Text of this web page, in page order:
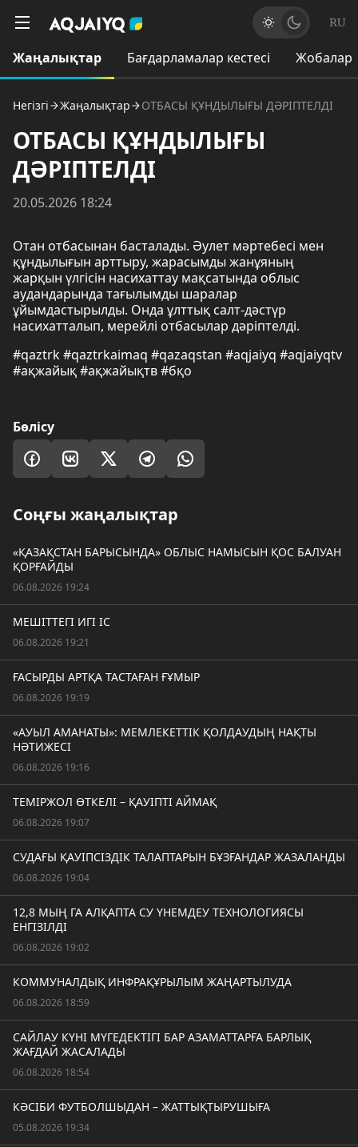
RU
Жаңалықтар Бағдарламалар кестесі Жобалар
Негізгі Жаңалықтар ОТБАСЫ ҚҰНДЫЛЫҒЫ ДӘРІПТЕЛДІ
ОТБАСЫ ҚҰНДЫЛЫҒЫ
ДӘРІПТЕЛДІ
20.05.2026 18:24
Отан отбасынан басталады. Әулет мәртебесі мен
құндылығын арттыру, жарасымды жанұяның
жарқын үлгісін насихаттау мақсатында облыс
аудандарында тағылымды шаралар
ұйымдастырылды. Онда ұлттық салт-дәстүр
насихатталып, мерейлі отбасылар дәріптелді.
#qaztrk #qaztrkaimaq #qazaqstan #aqjaiyq #aqjaiyqtv
#ақжайық #ақжайықтв #бқо
Бөлісу
Соңғы жаңалықтар
«ҚАЗАҚСТАН БАРЫСЫНДА» ОБЛЫС НАМЫСЫН ҚОС БАЛУАН
ҚОРҒАЙДЫ
06.08.2026 19:24
МЕШІТТЕГІ ИГІ ІС
06.08.2026 19:21
ҒАСЫРДЫ АРТҚА ТАСТАҒАН ҒҰМЫР
06.08.2026 19:19
«АУЫЛ АМАНАТЫ»: МЕМЛЕКЕТТІК ҚОЛДАУДЫҢ НАҚТЫ
НӘТИЖЕСІ
06.08.2026 19:16
ТЕМІРЖОЛ ӨТКЕЛІ – ҚАУІПТІ АЙМАҚ
06.08.2026 19:07
СУДАҒЫ ҚАУІПСІЗДІК ТАЛАПТАРЫН БҰЗҒАНДАР ЖАЗАЛАНДЫ
06.08.2026 19:04
12,8 МЫҢ ГА АЛҚАПТА СУ ҮНЕМДЕУ ТЕХНОЛОГИЯСЫ
ЕНГІЗІЛДІ
06.08.2026 19:02
КОММУНАЛДЫҚ ИНФРАҚҰРЫЛЫМ ЖАҢАРТЫЛУДА
06.08.2026 18:59
САЙЛАУ КҮНІ МҮГЕДЕКТІГІ БАР АЗАМАТТАРҒА БАРЛЫҚ
ЖАҒДАЙ ЖАСАЛАДЫ
06.08.2026 18:54
КӘСІБИ ФУТБОЛШЫДАН – ЖАТТЫҚТЫРУШЫҒА
05.08.2026 19:34